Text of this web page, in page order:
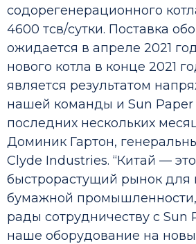
содорегенерационного
4600 тсв/сутки. Поставка
ожидается в апреле 2021
нового котла в конце 2021
является результатом
нашей команды и Sun
последних нескольких
Доминик Гартон,
Clyde Industries. “Китай — это
быстрорастущий рынок
бумажной
рады сотрудничеству с Sun
наше оборудование на